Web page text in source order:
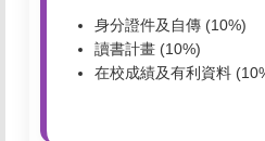
身分證件及自傳 (10%)
讀書計畫 (10%)
在校成績及有利資料